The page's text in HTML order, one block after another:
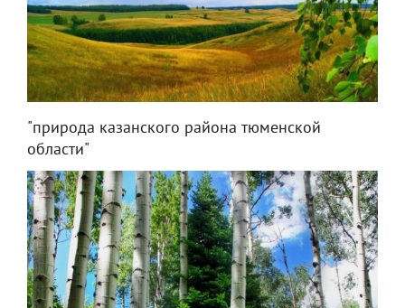
"природа казанского района тюменской
области"